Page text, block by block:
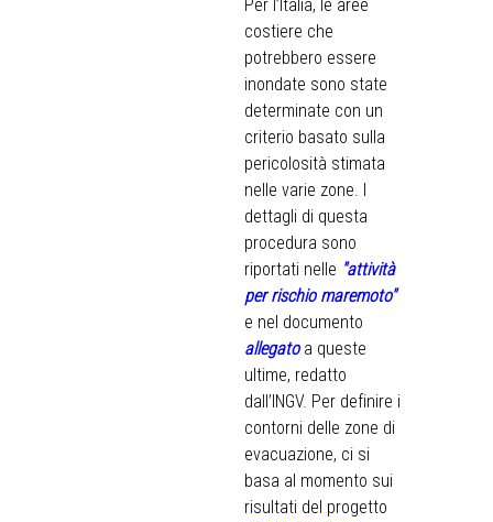
Per l’Italia, le aree
costiere che
potrebbero essere
inondate sono state
determinate con un
criterio basato sulla
pericolosità stimata
nelle varie zone. I
dettagli di questa
procedura sono
riportati nelle "attività
per rischio maremoto"
e nel documento
allegato a queste
ultime, redatto
dall’INGV. Per definire i
contorni delle zone di
evacuazione, ci si
basa al momento sui
risultati del progetto